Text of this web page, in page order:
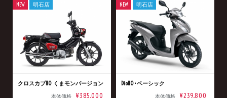
クロスカブ110 くまモンバージョン
本体価格 ¥385,000
NEW 明石店
Dio110･ベーシック
本体価格 ¥239,800
NEW 明石店